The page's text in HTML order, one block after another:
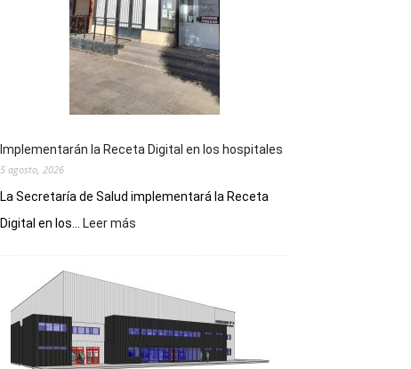
Implementarán la Receta Digital en los hospitales
5 agosto, 2026
La Secretaría de Salud implementará la Receta
Digital en los...
Leer más
Digital
en
los
hospitales